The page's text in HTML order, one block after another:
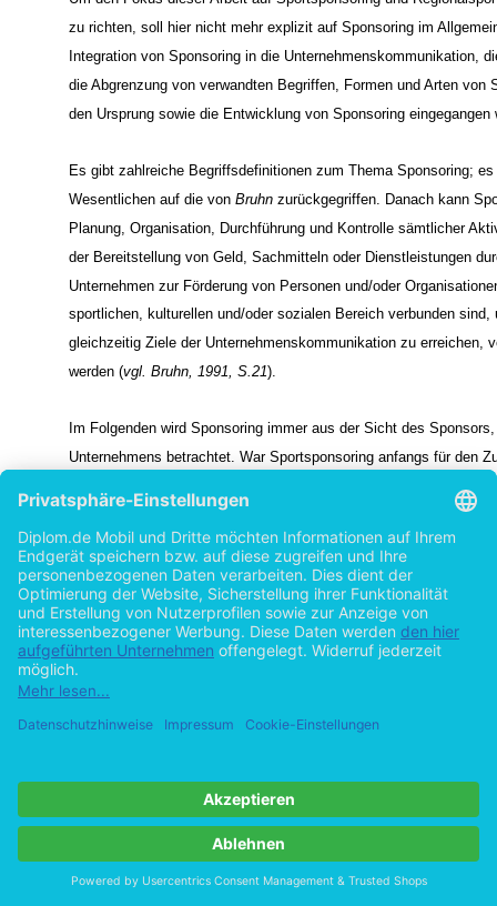
Um den Fokus dieser Arbeit auf Sportsponsoring und
zu richten, soll hier nicht mehr explizit auf Sponsoring im
Integration von Sponsoring in die Unternehmenskommunikation,
die Abgrenzung von verwandten Begriffen, Formen und Arten von
Es gibt zahlreiche Begriffsdefinitionen zum Thema Sponsoring; es
Wesentlichen auf die von
Bruhn
zurückgegriffen. Danach kann
Planung, Organisation, Durchführung und Kontrolle sämtlicher
der Bereitstellung von Geld, Sachmitteln oder Dienstleistungen
Unternehmen zur Förderung von Personen und/oder
sportlichen, kulturellen und/oder sozialen Bereich verbunden sind,
gleichzeitig Ziele der Unternehmenskommunikation zu erreichen,
Im Folgenden wird Sponsoring immer aus der Sicht des
Unternehmens betrachtet. War Sportsponsoring anfangs für den
Besucher von Sportveranstaltungen noch ungewohnt und wurde
lästig und unpassend empfunden, so wird es inzwischen
denn ohne das Engagement und die finanzielle Unterstützung von
wären sportliche Großveranstaltungen wie
Olympische Spiele, aber bereits auch kleinere
mehr zu realisieren. In den Anfängen richtete sich das Interesse
ausschließlich auf den Spitzensport. Hier sah man die
sehr große Menschenzahl zu erreichen. Vor allem der Fußball und